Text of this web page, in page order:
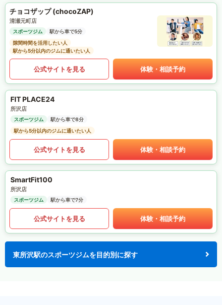
チョコザップ (chocoZAP)
清瀬元町店
スポーツジム
駅から車で5分
隙間時間を活用したい人
駅から5分以内のジムに通いたい人
公式サイトを見る 体験・相談予約
FIT PLACE24
所沢店
スポーツジム
駅から車で8分
駅から5分以内のジムに通いたい人
公式サイトを見る 体験・相談予約
SmartFit100
所沢店
スポーツジム 駅から車で7分
公式サイトを見る 体験・相談予約
東所沢駅のスポーツジムを目的別に探す